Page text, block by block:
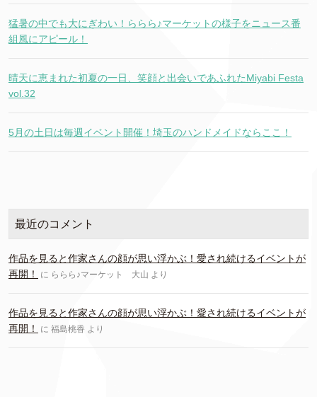
猛暑の中でも大にぎわい！ららら♪マーケットの様子をニュース番
組風にアピール！
晴天に恵まれた初夏の一日、笑顔と出会いであふれたMiyabi Festa
vol.32
5月の土日は毎週イベント開催！埼玉のハンドメイドならここ！
最近のコメント
作品を見ると作家さんの顔が思い浮かぶ！愛され続けるイベントが
再開！
に ららら♪マーケット 大山 より
作品を見ると作家さんの顔が思い浮かぶ！愛され続けるイベントが
再開！
に 福島桃香 より